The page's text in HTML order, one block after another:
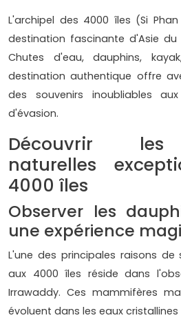
L'archipel des 4000 îles (Si
destination fascinante d'Asie du
Chutes d'eau, dauphins,
destination authentique offre
des souvenirs inoubliables
d'évasion.
Découvrir les
naturelles
4000 îles
Observer les
une expérience
L'une des principales raisons
aux 4000 îles réside dans
Irrawaddy. Ces mammifères
évoluent dans les eaux